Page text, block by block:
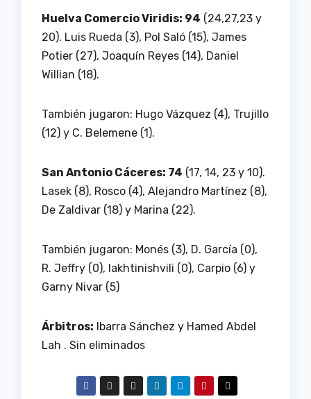
Huelva Comercio Viridis: 94 (24,27,23 y
20). Luis Rueda (3), Pol Saló (15), James
Potier (27), Joaquín Reyes (14), Daniel
Willian (18).
También jugaron: Hugo Vázquez (4), Trujillo
(12) y C. Belemene (1).
San Antonio Cáceres: 74 (17, 14, 23 y 10).
Lasek (8), Rosco (4), Alejandro Martínez (8),
De Zaldivar (18) y Marina (22).
También jugaron: Monés (3), D. García (0),
R. Jeffry (0), Iakhtinishvili (0), Carpio (6) y
Garny Nivar (5)
Árbitros: Ibarra Sánchez y Hamed Abdel
Lah . Sin eliminados